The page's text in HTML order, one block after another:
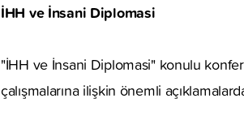
İHH ve İnsani Diplomasi
"İHH ve İnsani Diplomasi" konulu
çalışmalarına ilişkin önemli